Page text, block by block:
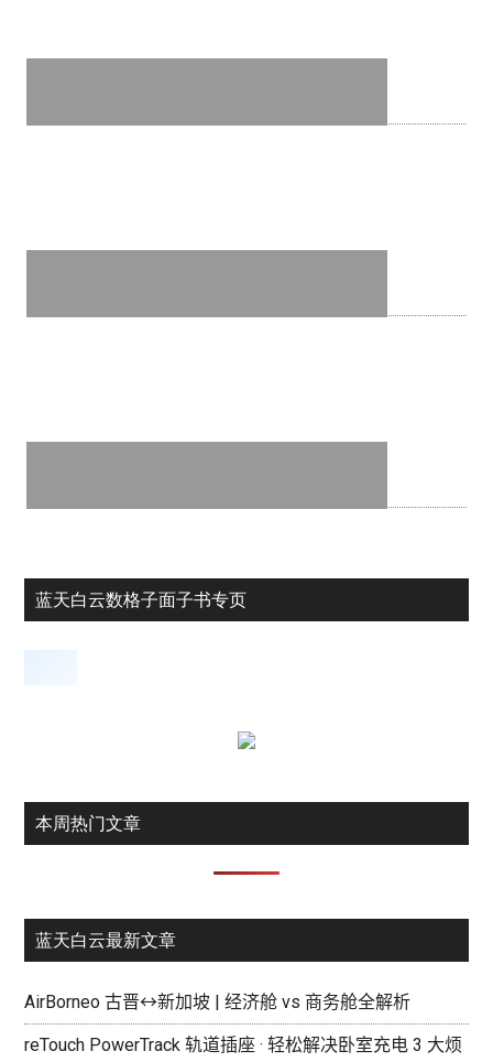
蓝天白云数格子面子书专页
本周热门文章
蓝天白云最新文章
AirBorneo 古晋↔新加坡 | 经济舱 vs 商务舱全解析
reTouch PowerTrack 轨道插座 · 轻松解决卧室充电 3 大烦